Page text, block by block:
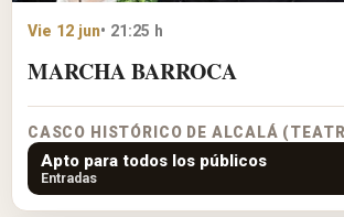
Vie 12 jun• 21:25 h
MARCHA BARROCA
CASCO HISTÓRICO DE ALCALÁ
Apto para todos los públicos
Entradas